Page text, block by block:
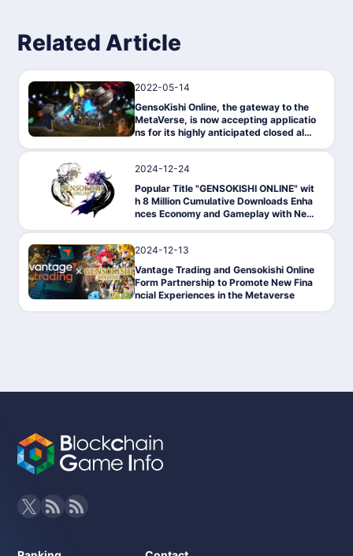
Related Article
2022-05-14
GensoKishi Online, the gateway to the
MetaVerse, is now accepting applicatio
ns for its highly anticipated closed alph
2024-12-24
Popular Title "GENSOKISHI ONLINE" wit
h 8 Million Cumulative Downloads Enha
nces Economy and Gameplay with New
2024-12-13
Vantage Trading and Gensokishi Online
Form Partnership to Promote New Fina
ncial Experiences in the Metaverse